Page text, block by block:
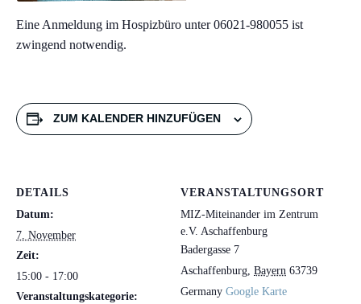
Eine Anmeldung im Hospizbüro unter 06021-980055 ist
zwingend notwendig.
ZUM KALENDER HINZUFÜGEN
DETAILS
Datum:
7. November
Zeit:
15:00 - 17:00
Veranstaltungskategorie:
VERANSTALTUNGSORT
MIZ-Miteinander im Zentrum
e.V. Aschaffenburg
Badergasse 7
Aschaffenburg, Bayern 63739
Germany Google Karte